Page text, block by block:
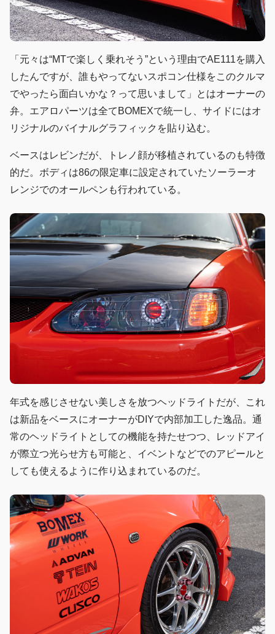
「元々は“MTで楽しく乗れそう”という理由でAE111を購入
したんですが、誰もやってないスポコン仕様をこのクルマ
でやったら面白いかな？って思いまして」とはオーナーの
弁。エアロパーツは全てBOMEXで統一し、サイドにはオ
リジナルのバイナルグラフィックを貼り込む。
ベースはレビンだが、トレノ顔が移植されているのも特徴
的だ。ボディは86の限定車に設定されていたソーラーオ
レンジでのオールペンも行われている。
年式を感じさせない美しさを放つヘッドライトだが、これ
は新品をベースにオーナーがDIYで内部加工した逸品。通
常のヘッドライトとしての機能を持たせつつ、レッドアイ
が際立つ光らせ方も可能と、イベントなどでのアピールと
しても使えるように作り込まれているのだ。